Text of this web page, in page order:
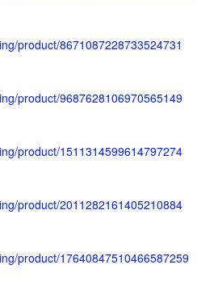
product/8671087228733524731
product/9687628106970565149
product/1511314599614797274
product/2011282161405210884
product/17640847510466587259